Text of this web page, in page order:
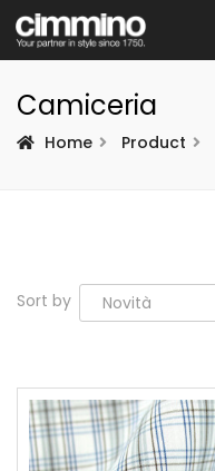
Camiceria
Home Product
Sort by